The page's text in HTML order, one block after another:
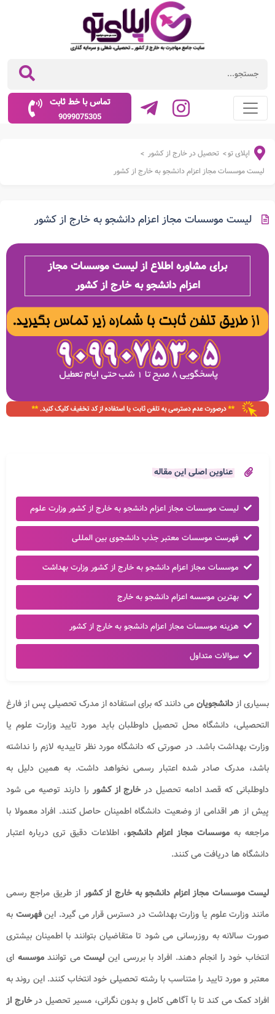
تماس با خط ثابت
9099075305
اپلای تو> تحصیل در خارج از کشور >
لیست موسسات مجاز اعزام دانشجو به خارج از کشور
لیست موسسات مجاز اعزام دانشجو به خارج از کشور
برای مشاوره اطلاع از لیست موسسات مجاز
اعزام دانشجو به خارج از کشور
عناوین اصلی این مقاله
لیست موسسات مجاز اعزام دانشجو به خارج از کشور وزارت علوم
فهرست موسسات معتبر جذب دانشجوی بین المللی
موسسات مجاز اعزام دانشجو به خارج از کشور وزارت بهداشت
بهترین موسسه اعزام دانشجو به خارج
هزینه موسسات مجاز اعزام دانشجو به خارج از کشور
سوالات متداول
بسیاری ازدانشجویانمی دانند که برای استفاده از مدرک تحصیلی پس از فارغ
التحصیلی، دانشگاه محل تحصیل داوطلبان باید مورد تایید وزارت علوم یا
وزارت بهداشت باشد. در صورتی که دانشگاه مورد نظر تاییدیه لازم را نداشته
باشد، مدرک صادر شده اعتبار رسمی نخواهد داشت. به همین دلیل به
داوطلبانی که قصد ادامه تحصیل درخارج از کشوررا دارند توصیه می شود
پیش از هر اقدامی از وضعیت دانشگاه اطمینان حاصل کنند. افراد معمولا با
مراجعه بهموسسات مجاز اعزام دانشجو، اطلاعات دقیق تری درباره اعتبار
دانشگاه ها دریافت می کنند.
لیست موسسات مجاز اعزام دانشجو به خارج از کشوراز طریق مراجع رسمی
مانند وزارت علوم یا وزارت بهداشت در دسترس قرار می گیرد. اینفهرست به
صورت سالانه به روزرسانی می شود تا متقاضیان بتوانند با اطمینان بیشتری
انتخاب خود را انجام دهند. افراد با بررسی این لیستمی توانندموسسه ای
معتبر و مورد تایید را متناسب با رشته تحصیلی خود انتخاب کنند. این روند به
افراد کمک می کند تا با آگاهی کامل و بدون نگرانی، مسیر تحصیل درخارج از